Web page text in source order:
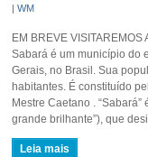
|WM
EM BREVE VISITAREMOS
Sabará é um município do
Gerais, no Brasil. Sua
habitantes. É constituído
Mestre Caetano . “Sabará”
grande brilhante”), que
Leia mais